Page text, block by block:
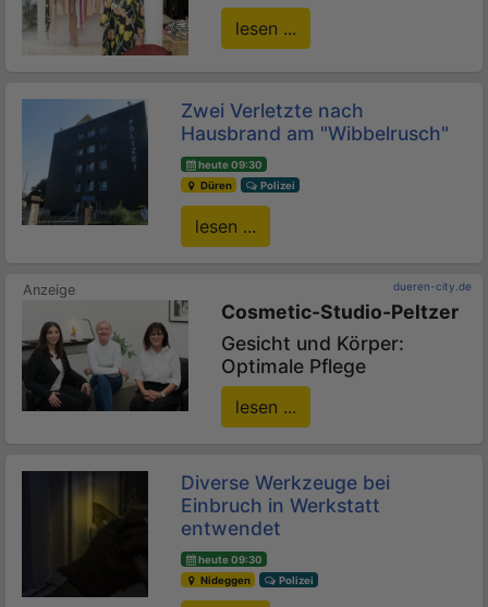
lesen ...
Zwei Verletzte nach
Hausbrand am "Wibbelrusch"
heute 09:30
Düren
Polizei
lesen ...
dueren-city.de
Cosmetic-Studio-Peltzer
Gesicht und Körper:
Optimale Pflege
lesen ...
Diverse Werkzeuge bei
Einbruch in Werkstatt
entwendet
heute 09:30
Nideggen
Polizei